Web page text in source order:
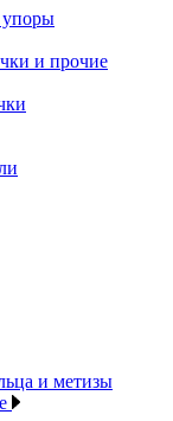
упоры
и прочие
и метизы